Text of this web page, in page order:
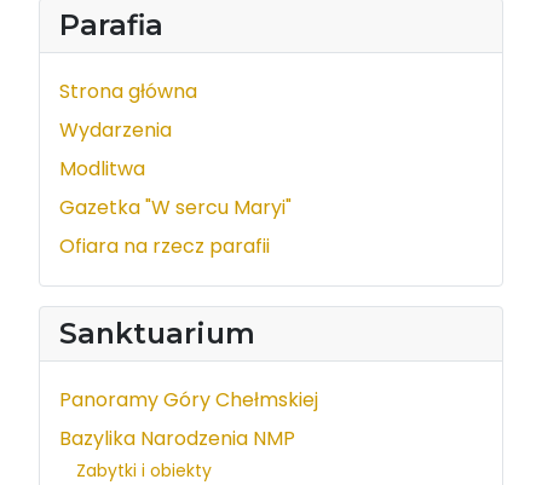
Parafia
Strona główna
Wydarzenia
Modlitwa
Gazetka "W sercu Maryi"
Ofiara na rzecz parafii
Sanktuarium
Panoramy Góry Chełmskiej
Bazylika Narodzenia NMP
Zabytki i obiekty